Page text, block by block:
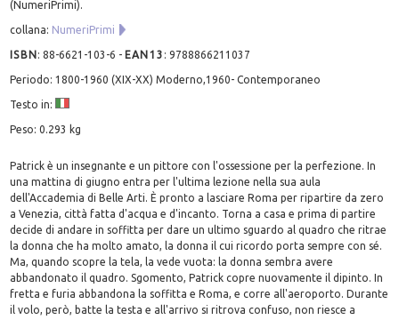
(NumeriPrimi).
collana: NumeriPrimi
ISBN:88-6621-103-6 - EAN13 :9788866211037
Periodo: 1800-1960 (XIX-XX) Moderno,1960- Contemporaneo
Testo in:
Peso: 0.293 kg
Patrick è un insegnante e un pittore con l'ossessione per la perfezione. In
una mattina di giugno entra per l'ultima lezione nella sua aula
dell'Accademia di Belle Arti. È pronto a lasciare Roma per ripartire da zero
a Venezia, città fatta d'acqua e d'incanto. Torna a casa e prima di partire
decide di andare in soffitta per dare un ultimo sguardo al quadro che ritrae
la donna che ha molto amato, la donna il cui ricordo porta sempre con sé.
Ma, quando scopre la tela, la vede vuota: la donna sembra avere
abbandonato il quadro. Sgomento, Patrick copre nuovamente il dipinto. In
fretta e furia abbandona la soffitta e Roma, e corre all'aeroporto. Durante
il volo, però, batte la testa e all'arrivo si ritrova confuso, non riesce a